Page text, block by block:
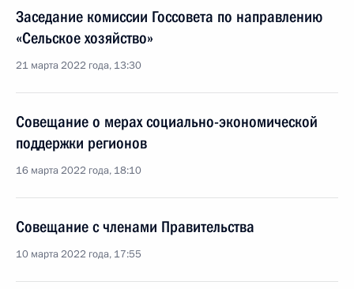
Заседание комиссии Госсовета по направлению
«Сельское хозяйство»
21 марта 2022 года, 13:30
Совещание о мерах социально-экономической
поддержки регионов
16 марта 2022 года, 18:10
Совещание с членами Правительства
10 марта 2022 года, 17:55